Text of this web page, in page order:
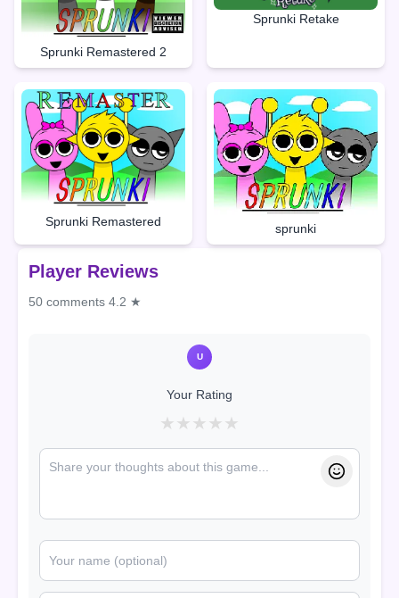
Sprunki Remastered 2
Sprunki Retake
Sprunki Remastered
sprunki
Player Reviews
50 comments 4.2 ★
U
Your Rating
★ ★ ★ ★ ★